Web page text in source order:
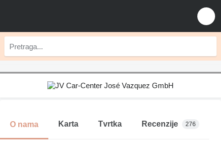
O nama Karta Tvrtka Recenzije 276